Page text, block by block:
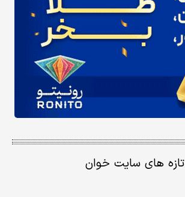
تازه های سایت خوان